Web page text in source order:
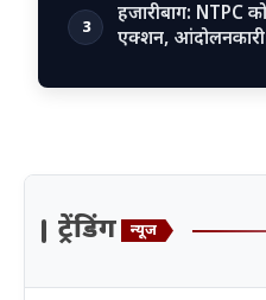
3
हजारीबाग: NTPC
एक्शन, आंदोलनकारी
ट्रेंडिंग न्यूज